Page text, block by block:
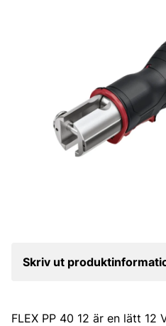
Skriv ut
FLEX PP 40 12 är en lätt